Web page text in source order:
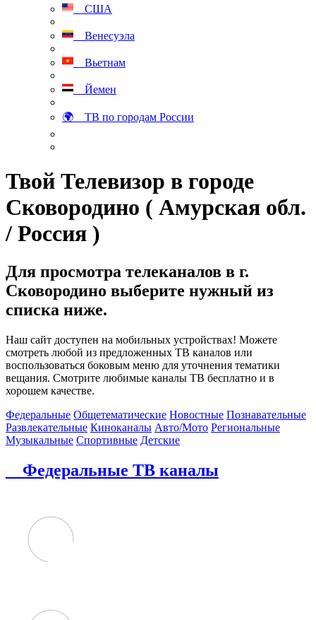
США
Венесуэла
Вьетнам
Йемен
🌍 ТВ по городам России
Твой Телевизор в городе
Сковородино ( Амурская обл.
/ Россия )
Для просмотра телеканалов в г.
Сковородино выберите нужный из
списка ниже.
Наш сайт доступен на мобильных устройствах! Можете
смотреть любой из предложенных ТВ каналов или
воспользоваться боковым меню для уточнения тематики
вещания. Смотрите любимые каналы ТВ бесплатно и в
хорошем качестве.
Федеральные Общетематические Новостные Познавательные
Развлекательные Киноканалы Авто/Мото Региональные
Музыкальные Спортивные Детские
Федеральные ТВ каналы